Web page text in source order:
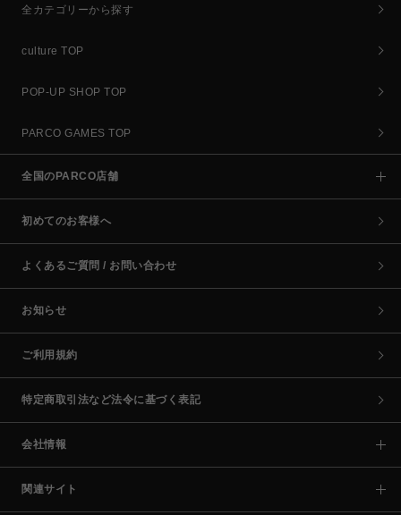
全カテゴリーから探す
culture TOP
POP-UP SHOP TOP
PARCO GAMES TOP
全国のPARCO店舗
初めてのお客様へ
よくあるご質問 / お問い合わせ
お知らせ
ご利用規約
特定商取引法など法令に基づく表記
会社情報
関連サイト